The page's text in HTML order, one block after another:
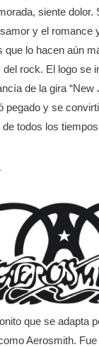
siente dolor.
y el romance
que lo hacen aún
rock. El logo se
de la gira “New
pegado y se
todos los
que se adapta
Aerosmith.